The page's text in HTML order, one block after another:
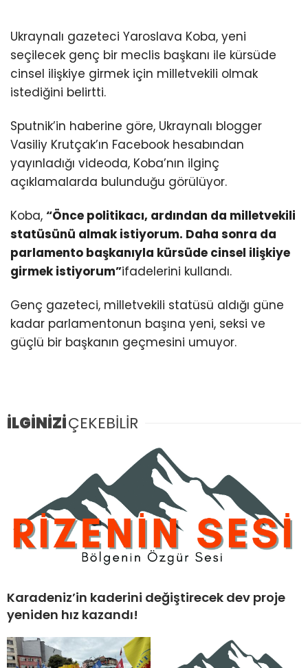
Ukraynalı gazeteci Yaroslava Koba, yeni
seçilecek genç bir meclis başkanı ile kürsüde
cinsel ilişkiye girmek için milletvekili olmak
istediğini belirtti.
Sputnik’in haberine göre, Ukraynalı blogger
Vasiliy Krutçak’ın Facebook hesabından
yayınladığı videoda, Koba’nın ilginç
açıklamalarda bulunduğu görülüyor.
Koba, “Önce politikacı, ardından da milletvekili
statüsünü almak istiyorum. Daha sonra da
parlamento başkanıyla kürsüde cinsel ilişkiye
girmek istiyorum”ifadelerini kullandı.
Genç gazeteci, milletvekili statüsü aldığı güne
kadar parlamentonun başına yeni, seksi ve
güçlü bir başkanın geçmesini umuyor.
İLGİNİZİÇEKEBİLİR
Karadeniz’in kaderini değiştirecek dev proje
yeniden hız kazandı!